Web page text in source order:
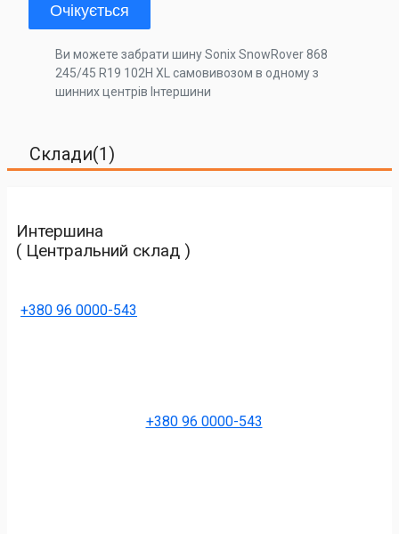
Очікується
Ви можете забрати шину Sonix SnowRover 868
245/45 R19 102H XL самовивозом в одному з
шинних центрів Інтершини
Склади(1)
Интершина
( Центральний склад )
+380 96 0000-543
+380 96 0000-543